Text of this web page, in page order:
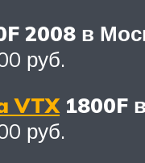
2008 в
руб.
VTX 1800F
руб.